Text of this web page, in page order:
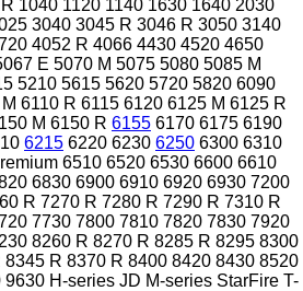
1040 1120 1140 1630 1640 2030
3040 3045 R 3046 R 3050 3140
4052 R 4066 4430 4520 4650
E 5070 M 5075 5080 5085 M
5210 5615 5620 5720 5820 6090
6110 R 6115 6120 6125 M 6125 R
M 6150 R 6155 6170 6175 6190
6215 6220 6230 6250 6300 6310
6510 6520 6530 6600 6610
6830 6900 6910 6920 6930 7200
R 7270 R 7280 R 7290 R 7310 R
7730 7800 7810 7820 7830 7920
8260 R 8270 R 8285 R 8295 8300
8345 R 8370 R 8400 8420 8430 8520
9630 H-series JD M-series StarFire T-